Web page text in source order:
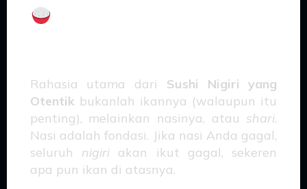
Rahasia utama dari Sushi Nigiri yang
Otentik bukanlah ikannya (walaupun itu
penting), melainkan nasinya, atau shari.
Nasi adalah fondasi. Jika nasi Anda gagal,
seluruh nigiri akan ikut gagal, sekeren
apa pun ikan di atasnya.